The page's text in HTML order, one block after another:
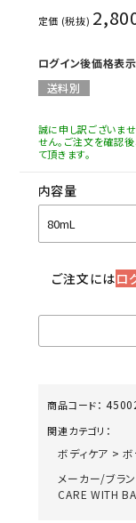
定価 (税抜)
ログイン後価格表示
送料別
誠に申し訳ございま
せん。ご注文を確認
て頂きます。
内容量
ご注文にはロ
商品コード：
関連カテゴリ：
ボディケア >ボ
メーカー/ブラ
CARE WITH